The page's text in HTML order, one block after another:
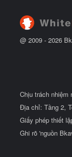
@ 2009 - 2026
Chịu trách nhiệm
Địa chỉ: Tầng 2,
Giấy phép thiết
Ghi rõ 'nguồn